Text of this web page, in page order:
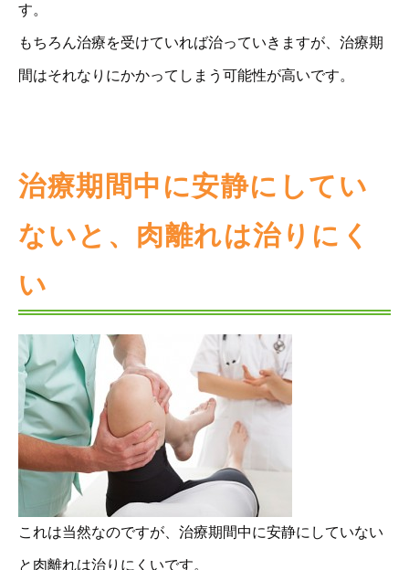
す。
もちろん治療を受けていれば治っていきますが、治療期
間はそれなりにかかってしまう可能性が高いです。
治療期間中に安静にしてい
ないと、肉離れは治りにく
い
これは当然なのですが、治療期間中に安静にしていない
と肉離れは治りにくいです。